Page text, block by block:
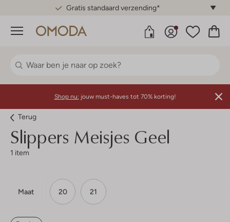
Gratis standaard verzending*
Menu
Shop nu: jouw must-haves tot 70% korting!
Terug
Slippers Meisjes Geel
1 item
Maat 20 21